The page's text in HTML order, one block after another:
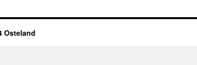
Gründung
Osteland